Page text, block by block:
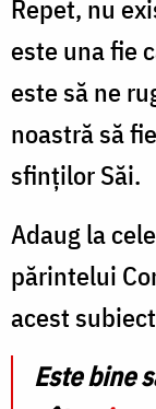
Repet, nu
este una fie
este să ne
noastră să
sfinților Săi.
Adaug la
părintelui
acest
Este bine